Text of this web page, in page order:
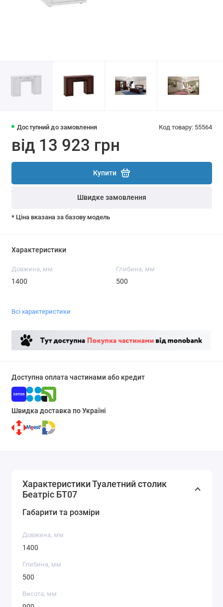
Доступний до замовлення Код товару: 55564
від 13 923 грн
Купити
Швидке замовлення
* Ціна вказана за базову модель
Характеристики
Довжина, мм
1400
Глибина, мм
500
Всі характеристики
Доступна оплата частинами або кредит
Швидка доставка по Україні
Характеристики Туалетний столик
Беатріс БТ07
Габарити та розміри
Довжина, мм
1400
Глибина, мм
500
Висота, мм